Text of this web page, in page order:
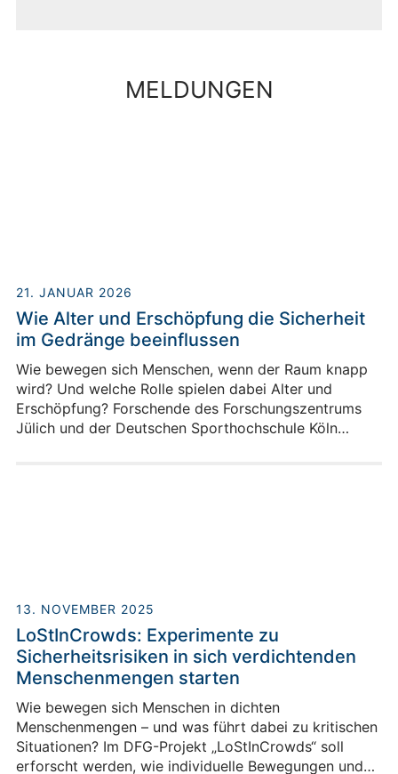
MELDUNGEN
21. JANUAR 2026
Wie Alter und Erschöpfung die Sicherheit
im Gedränge beeinflussen
Wie bewegen sich Menschen, wenn der Raum knapp
wird? Und welche Rolle spielen dabei Alter und
Erschöpfung? Forschende des Forschungszentrums
Jülich und der Deutschen Sporthochschule Köln
13. NOVEMBER 2025
LoStInCrowds: Experimente zu
Sicherheitsrisiken in sich verdichtenden
Menschenmengen starten
Wie bewegen sich Menschen in dichten
Menschenmengen – und was führt dabei zu kritischen
Situationen? Im DFG-Projekt „LoStInCrowds“ soll
erforscht werden, wie individuelle Bewegungen und